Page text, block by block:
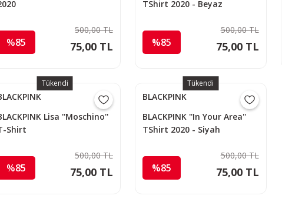
%85
500,00 TL
75,00 TL
TShirt 2020 - Beyaz
%85
500,00 TL
75,00 TL
Tükendi
Lisa ''Moschino''
Shirt
%85
500,00 TL
75,00 TL
Tükendi
BLACKPINK
BLACKPINK ''In Your Area''
TShirt 2020 - Siyah
%85
500,00 TL
75,00 TL